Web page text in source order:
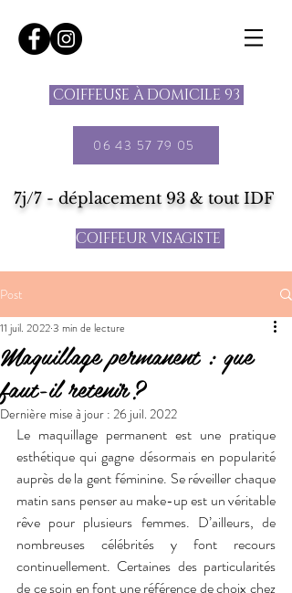
COIFFEUSE À DOMICILE 93
06 43 57 79 05
7j/7 - déplacement 93 & tout IDF
COIFFEUR VISAGISTE
Post
Maquillage permanent : que
faut-il retenir ?
11 juil. 20223 min de lecture
Dernière mise à jour : 26 juil. 2022
Le maquillage permanent est une pratique
esthétique qui gagne désormais en popularité
auprès de la gent féminine. Se réveiller chaque
matin sans penser au make-up est un véritable
rêve pour plusieurs femmes. D’ailleurs, de
nombreuses célébrités y font recours
continuellement. Certaines des particularités
de ce soin en font une référence de choix chez